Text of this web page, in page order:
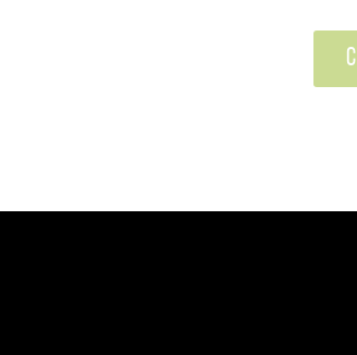
поступаете?!!!